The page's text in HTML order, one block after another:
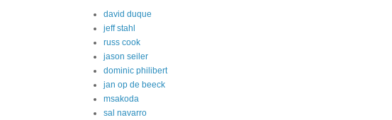
david duque
jeff stahl
russ cook
jason seiler
dominic philibert
jan op de beeck
msakoda
sal navarro